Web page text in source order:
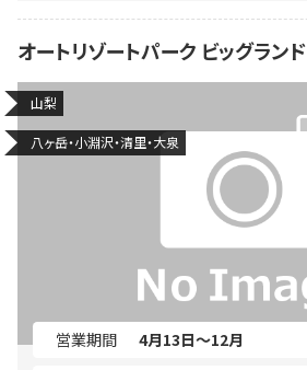
オートリゾートパーク ビッグランド
山梨
八ヶ岳・小淵沢・清里・大泉
営業期間
4月13日～12月